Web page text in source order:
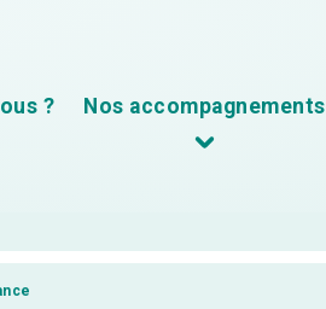
? Nos accompagnements